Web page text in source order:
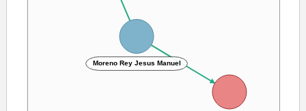
Moreno Rey Jesus Manuel